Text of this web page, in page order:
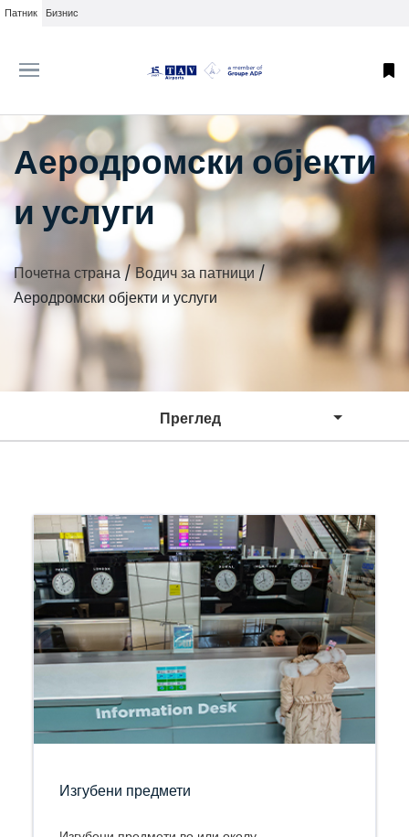
Патник Бизнис
Аеродромски објекти
и услуги
Почетна страна/Водич за патници/
Аеродромски објекти и услуги
Преглед
Изгубени предмети